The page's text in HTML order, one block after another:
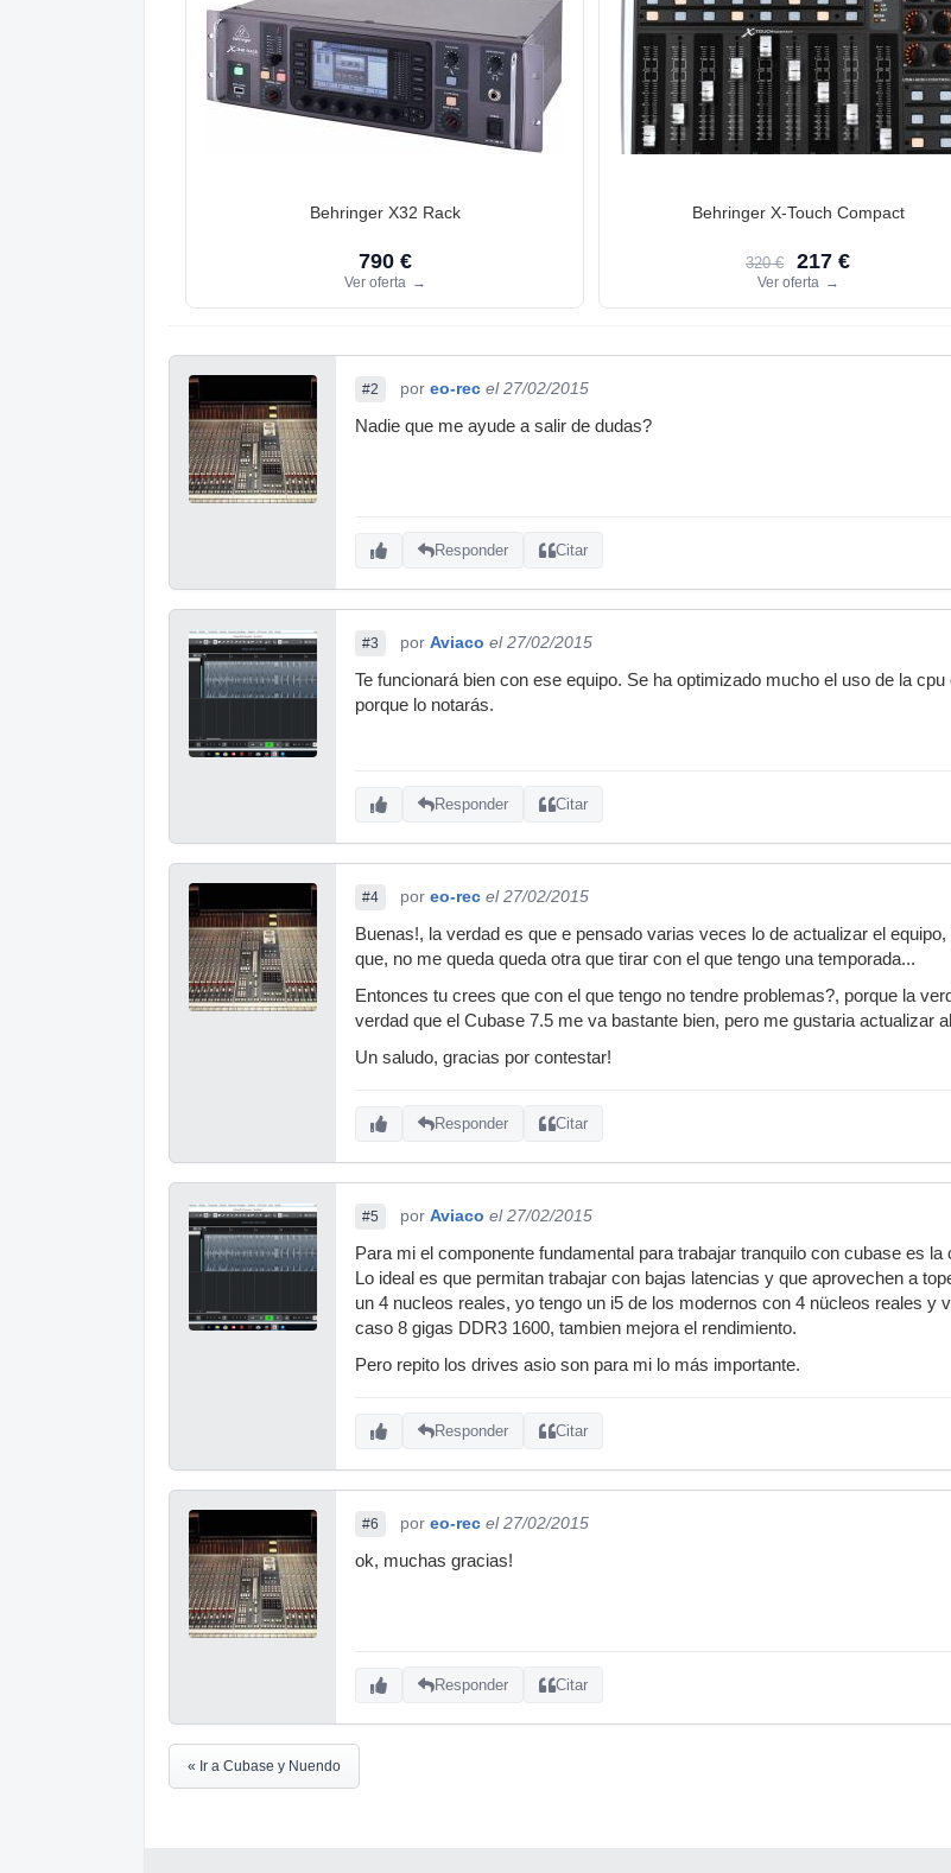
Behringer X32 Rack
790 €
Ver oferta →
Behringer X-Touch Compact
320 € 217 €
Ver oferta →
#2 por eo-rec el 27/02/2015
Nadie que me ayude a salir de dudas?
Responder Citar
#3 por Aviaco el 27/02/2015
Te funcionará bien con ese equipo. Se ha optimizado mucho el uso de la
porque lo notarás.
Responder Citar
#4 por eo-rec el 27/02/2015
Buenas!, la verdad es que e pensado varias veces lo de actualizar el
que, no me queda queda otra que tirar con el que tengo una temporada...
Entonces tu crees que con el que tengo no tendre problemas?, porque la
verdad que el Cubase 7.5 me va bastante bien, pero me gustaria actualizar
Un saludo, gracias por contestar!
Responder Citar
#5 por Aviaco el 27/02/2015
Para mi el componente fundamental para trabajar tranquilo con cubase es
Lo ideal es que permitan trabajar con bajas latencias y que aprovechen a
un 4 nucleos reales, yo tengo un i5 de los modernos con 4 nücleos reales
caso 8 gigas DDR3 1600, tambien mejora el rendimiento.
Pero repito los drives asio son para mi lo más importante.
Responder Citar
#6 por eo-rec el 27/02/2015
ok, muchas gracias!
Responder Citar
« Ir a Cubase y Nuendo